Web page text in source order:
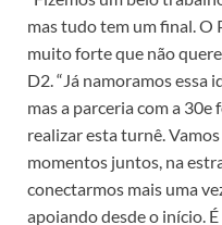
mas tudo tem um final. O
muito forte que não
D2. “Já namoramos essa
mas a parceria com a
realizar esta turnê.
momentos juntos, na
conectarmos mais uma
apoiando desde o início.